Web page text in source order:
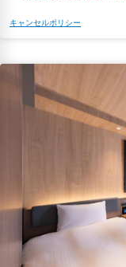
キャンセルポリシー